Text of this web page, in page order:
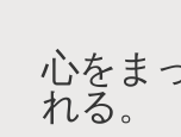
心をま
れる。